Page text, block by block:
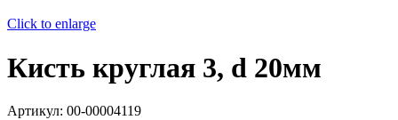
Click to enlarge
Кисть круглая 3, d 20мм
Артикул: 00-00004119